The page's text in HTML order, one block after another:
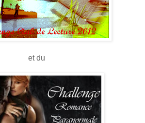
et du